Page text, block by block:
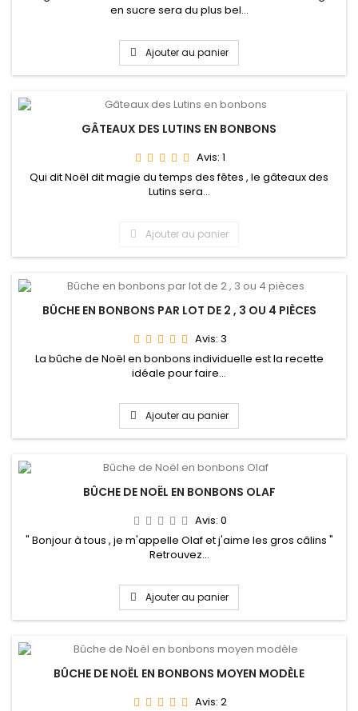
en sucre sera du plus bel...
Ajouter au panier
GÂTEAUX DES LUTINS EN BONBONS
Avis: 1
Qui dit Noël dit magie du temps des fêtes , le gâteaux des
Lutins sera...
Ajouter au panier
BÛCHE EN BONBONS PAR LOT DE 2 , 3 OU 4 PIÈCES
Avis: 3
La bûche de Noël en bonbons individuelle est la recette
idéale pour faire...
Ajouter au panier
BÛCHE DE NOËL EN BONBONS OLAF
Avis: 0
" Bonjour à tous , je m'appelle Olaf et j'aime les gros câlins "
Retrouvez...
Ajouter au panier
BÛCHE DE NOËL EN BONBONS MOYEN MODÈLE
Avis: 2